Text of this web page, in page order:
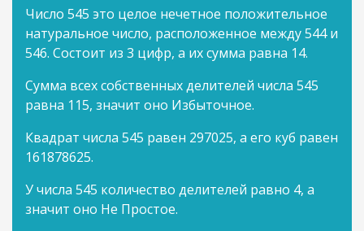
Число 545 это целое нечетное положительное
натуральное число, расположенное между 544 и
546. Состоит из 3 цифр, а их сумма равна 14.
Сумма всех собственных делителей числа 545
равна 115, значит оно Избыточное.
Квадрат числа 545 равен 297025, а его куб равен
161878625.
У числа 545 количество делителей равно 4, а
значит оно Не Простое.